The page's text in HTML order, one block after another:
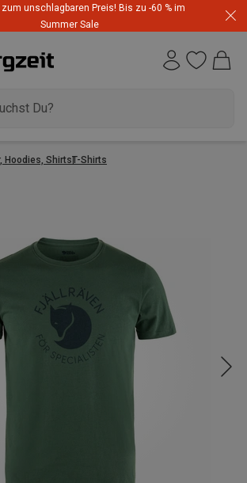
unschlagbaren Preis! Bis zu -60 % im
Summer Sale
Hoodies, ShirtsT-Shirts